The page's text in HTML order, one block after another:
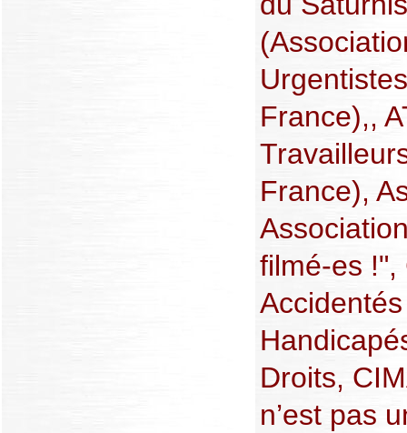
France),,
France),
filmé-es !",
Droits,
n’est pas